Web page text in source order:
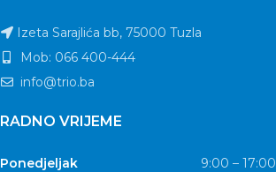
Izeta Sarajlića bb, 75000 Tuzla
Mob: 066 400-444
info@trio.ba
RADNO VRIJEME
Ponedjeljak
9:00 – 17:00